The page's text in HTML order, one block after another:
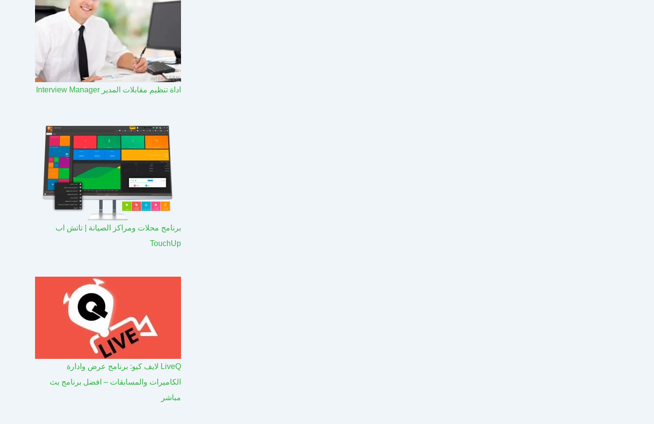
اداة تنظيم مقابلات المدير Interview Manager
برنامج محلات ومراكز الصيانة | تاتش اب
TouchUp
LiveQ لايف كيو: برنامج عرض وادارة
الكاميرات والمسابقات – افضل برنامج بث
مباشر